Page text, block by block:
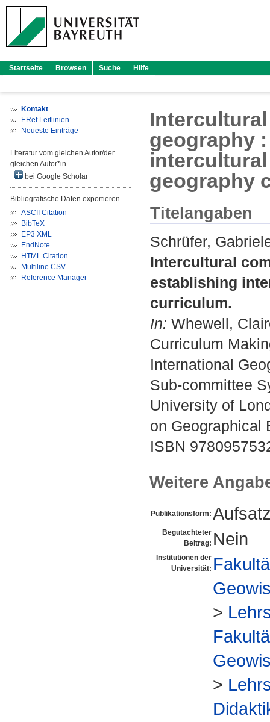
Startseite Browsen Suche Hilfe
Kontakt
ERef Leitlinien
Neueste Einträge
Literatur vom gleichen Autor/der
gleichen Autor*in
bei Google Scholar
Bibliografische Daten exportieren
ASCII Citation
BibTeX
EP3 XML
EndNote
HTML Citation
Multiline CSV
Reference Manager
geography
geography
Titelangaben
Schrüfer,
Intercultural
establishing
curriculum.
In: Whewell,
Curriculum
International
Sub-committee
University of
on Geographical
ISBN
Weitere
Publikationsform:
Begutachteter
Beitrag: Nein
Institutionen der
Universität:
>
>